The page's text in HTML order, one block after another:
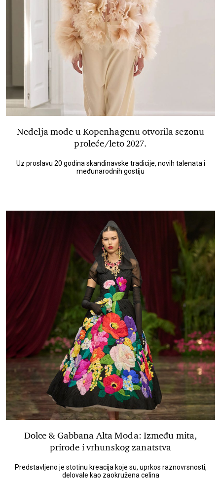
Nedelja mode u Kopenhagenu otvorila sezonu
proleće/leto 2027.
Uz proslavu 20 godina skandinavske tradicije, novih talenata i
međunarodnih gostiju
Dolce & Gabbana Alta Moda: Između mita,
prirode i vrhunskog zanatstva
Predstavljeno je stotinu kreacija koje su, uprkos raznovrsnosti,
delovale kao zaokružena celina